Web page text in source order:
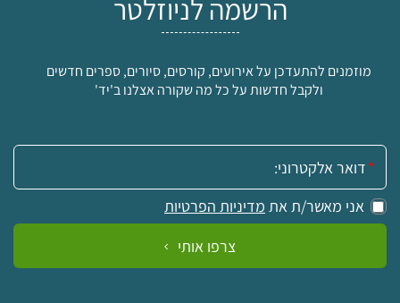
הרשמה לניוזלטר
מוזמנים להתעדכן על אירועים, קורסים, סיורים, ספרים חדשים
ולקבל חדשות על כל מה שקורה אצלנו ב'יד'
אימייל:
אני מאשר/ת את מדיניות הפרטיות
צרפו אותי